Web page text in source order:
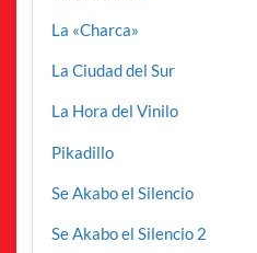
La «Charca»
La Ciudad del Sur
La Hora del Vinilo
Pikadillo
Se Akabo el Silencio
Se Akabo el Silencio 2